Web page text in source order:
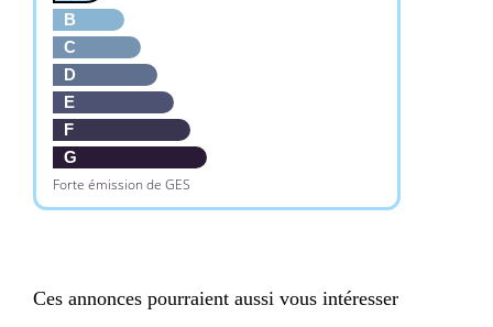
B
C
D
E
F
G
Forte émission de GES
Ces annonces pourraient aussi vous intéresser